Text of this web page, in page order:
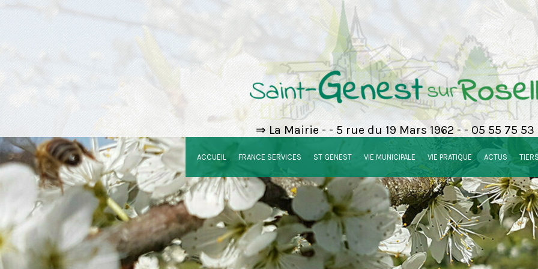
⇒ La Mairie - - 5 rue du 19 Mars 1962 - - 05 55 75 53
ACCUEIL FRANCE SERVICES ST GENEST VIE MUNICIPALE VIE PRATIQUE ACTUS